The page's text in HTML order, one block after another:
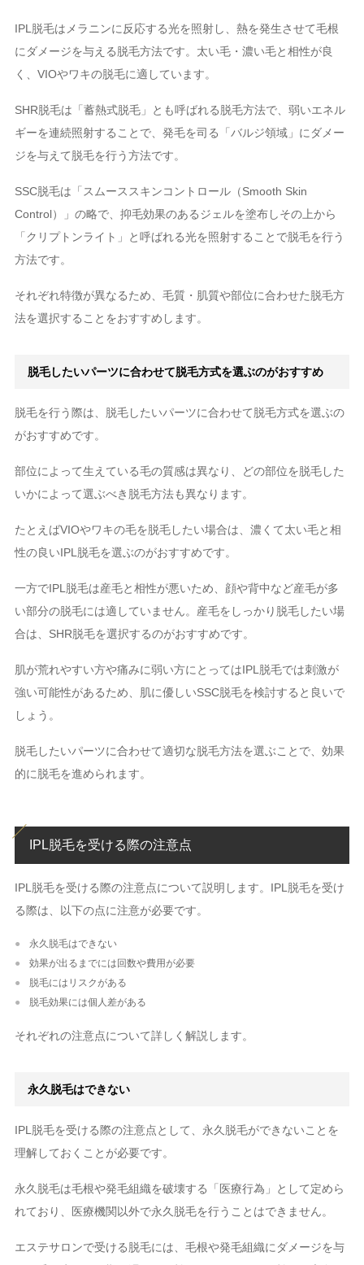
IPL脱毛はメラニンに反応する光を照射し、熱を発生させて毛根
にダメージを与える脱毛方法です。太い毛・濃い毛と相性が良
く、VIOやワキの脱毛に適しています。
SHR脱毛は「蓄熱式脱毛」とも呼ばれる脱毛方法で、弱いエネル
ギーを連続照射することで、発毛を司る「バルジ領域」にダメー
ジを与えて脱毛を行う方法です。
SSC脱毛は「スムーススキンコントロール（Smooth Skin
Control）」の略で、抑毛効果のあるジェルを塗布しその上から
「クリプトンライト」と呼ばれる光を照射することで脱毛を行う
方法です。
それぞれ特徴が異なるため、毛質・肌質や部位に合わせた脱毛方
法を選択することをおすすめします。
脱毛したいパーツに合わせて脱毛方式を選ぶのがおすすめ
脱毛を行う際は、脱毛したいパーツに合わせて脱毛方式を選ぶの
がおすすめです。
部位によって生えている毛の質感は異なり、どの部位を脱毛した
いかによって選ぶべき脱毛方法も異なります。
たとえばVIOやワキの毛を脱毛したい場合は、濃くて太い毛と相
性の良いIPL脱毛を選ぶのがおすすめです。
一方でIPL脱毛は産毛と相性が悪いため、顔や背中など産毛が多
い部分の脱毛には適していません。産毛をしっかり脱毛したい場
合は、SHR脱毛を選択するのがおすすめです。
肌が荒れやすい方や痛みに弱い方にとってはIPL脱毛では刺激が
強い可能性があるため、肌に優しいSSC脱毛を検討すると良いで
しょう。
脱毛したいパーツに合わせて適切な脱毛方法を選ぶことで、効果
的に脱毛を進められます。
IPL脱毛を受ける際の注意点
IPL脱毛を受ける際の注意点について説明します。IPL脱毛を受け
る際は、以下の点に注意が必要です。
永久脱毛はできない
効果が出るまでには回数や費用が必要
脱毛にはリスクがある
脱毛効果には個人差がある
それぞれの注意点について詳しく解説します。
永久脱毛はできない
IPL脱毛を受ける際の注意点として、永久脱毛ができないことを
理解しておくことが必要です。
永久脱毛は毛根や発毛組織を破壊する「医療行為」として定めら
れており、医療機関以外で永久脱毛を行うことはできません。
エステサロンで受ける脱毛には、毛根や発毛組織にダメージを与